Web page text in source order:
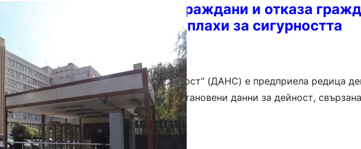
ДАНС експулсира руски граждани и отказа
на 25 чужденци заради заплахи за сигурността
Общество
Държавна агенция „Национална сигурност“ (ДАНС) е предприела редица
чужди граждани и лица, за които са установени данни за дейност,
националната сигурност на България. Сред…